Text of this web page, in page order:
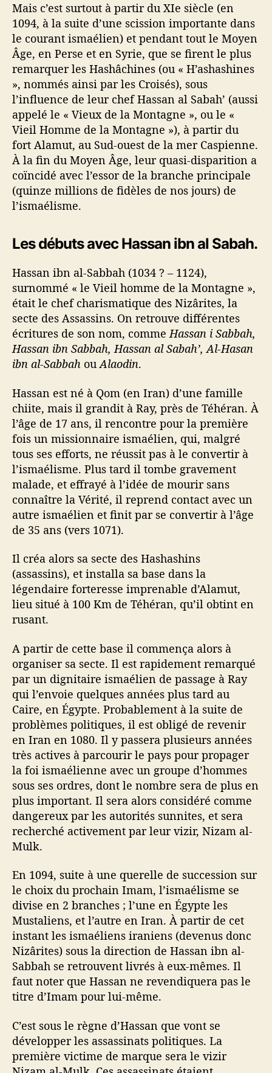
Mais c’est surtout à partir du XIe siècle (en
1094, à la suite d’une scission importante dans
le courant ismaélien) et pendant tout le Moyen
Âge, en Perse et en Syrie, que se firent le plus
remarquer les Hashâchines (ou « H’ashashines
», nommés ainsi par les Croisés), sous
l’influence de leur chef Hassan al Sabah’ (aussi
appelé le « Vieux de la Montagne », ou le «
Vieil Homme de la Montagne »), à partir du
fort Alamut, au Sud-ouest de la mer Caspienne.
À la fin du Moyen Âge, leur quasi-disparition a
coïncidé avec l’essor de la branche principale
(quinze millions de fidèles de nos jours) de
l’ismaélisme.
Les débuts avec Hassan ibn al Sabah.
Hassan ibn al-Sabbah (1034 ? – 1124),
surnommé « le Vieil homme de la Montagne »,
était le chef charismatique des Nizârites, la
secte des Assassins. On retrouve différentes
écritures de son nom, commeHassan i Sabbah,
Hassan ibn Sabbah, Hassan al Sabah’, Al-Hasan
ibn al-Sabbah ouAlaodin.
Hassan est né à Qom (en Iran) d’une famille
chiite, mais il grandit à Ray, près de Téhéran. À
l’âge de 17 ans, il rencontre pour la première
fois un missionnaire ismaélien, qui, malgré
tous ses efforts, ne réussit pas à le convertir à
l’ismaélisme. Plus tard il tombe gravement
malade, et effrayé à l’idée de mourir sans
connaître la Vérité, il reprend contact avec un
autre ismaélien et finit par se convertir à l’âge
de 35 ans (vers 1071).
Il créa alors sa secte des Hashashins
(assassins), et installa sa base dans la
légendaire forteresse imprenable d’Alamut,
lieu situé à 100 Km de Téhéran, qu’il obtint en
rusant.
A partir de cette base il commença alors à
organiser sa secte. Il est rapidement remarqué
par un dignitaire ismaélien de passage à Ray
qui l’envoie quelques années plus tard au
Caire, en Égypte. Probablement à la suite de
problèmes politiques, il est obligé de revenir
en Iran en 1080. Il y passera plusieurs années
très actives à parcourir le pays pour propager
la foi ismaélienne avec un groupe d’hommes
sous ses ordres, dont le nombre sera de plus en
plus important. Il sera alors considéré comme
dangereux par les autorités sunnites, et sera
recherché activement par leur vizir, Nizam al-
Mulk.
En 1094, suite à une querelle de succession sur
le choix du prochain Imam, l’ismaélisme se
divise en 2 branches ; l’une en Égypte les
Mustaliens, et l’autre en Iran. À partir de cet
instant les ismaéliens iraniens (devenus donc
Nizârites) sous la direction de Hassan ibn al-
Sabbah se retrouvent livrés à eux-mêmes. Il
faut noter que Hassan ne revendiquera pas le
titre d’Imam pour lui-même.
C’est sous le règne d’Hassan que vont se
développer les assassinats politiques. La
première victime de marque sera le vizir